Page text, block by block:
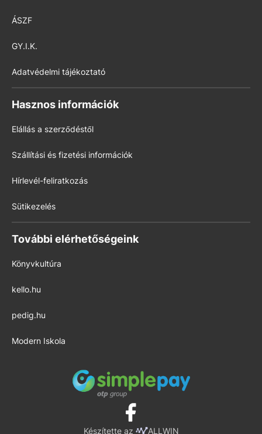
ÁSZF
GY.I.K.
Adatvédelmi tájékoztató
Hasznos információk
Elállás a szerződéstől
Szállítási és fizetési információk
Hírlevél-feliratkozás
Sütikezelés
További elérhetőségeink
Könyvkultúra
kello.hu
pedig.hu
Modern Iskola
Készítette az ALLWIN